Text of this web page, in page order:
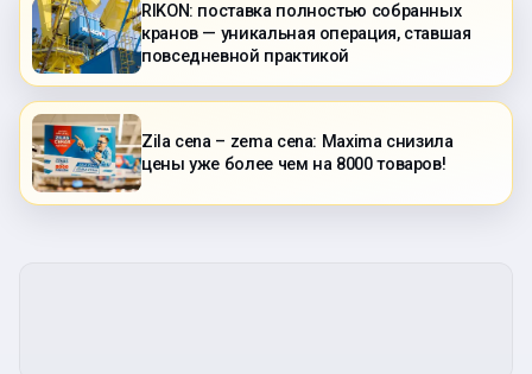
RIKON: поставка полностью собранных
кранов — уникальная операция, ставшая
повседневной практикой
Zila cena – zema cena: Maxima снизила
цены уже более чем на 8000 товаров!